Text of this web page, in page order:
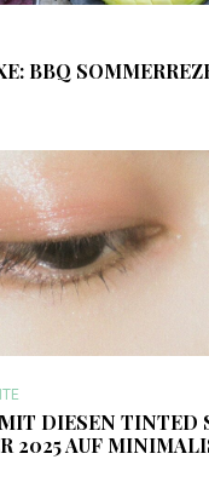
BBQ
DIESEN TINTED
2025 AUF